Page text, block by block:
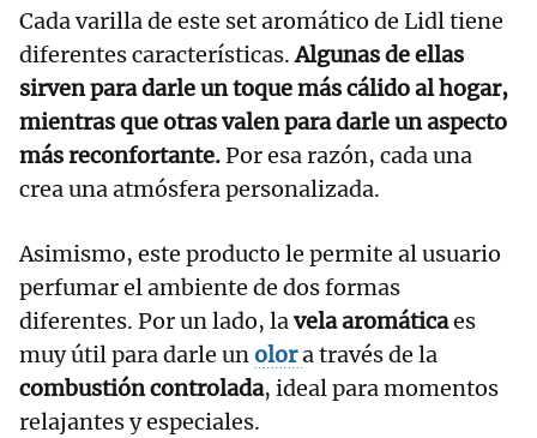
Cada varilla de este set aromático de Lidl tiene
diferentes características.Algunas de ellas
sirven para darle un toque más cálido al hogar,
mientras que otras valen para darle un aspecto
más reconfortante.Por esa razón, cada una
crea una atmósfera personalizada.
Asimismo, este producto le permite al usuario
perfumar el ambiente de dos formas
diferentes. Por un lado, lavela aromáticaes
muy útil para darle unolora través de la
combustión controlada, ideal para momentos
relajantes y especiales.